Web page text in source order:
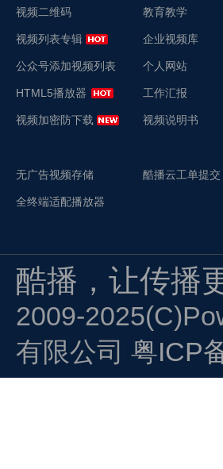
视频二维码
视频列表专辑
公众号添加视频列表
HTML5播放器
视频加密防下载
无广告视频存储
全终端适配播放器
教育教学
企业视频库
个人网站
工作汇报
视频说明书
酷播云工单提交
酷播，让传播
2009-
有限公司 粤ICP